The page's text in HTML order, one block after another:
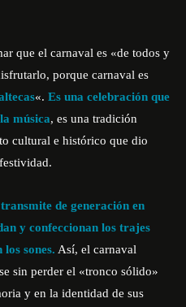
que el carnaval es «de todos y
porque carnaval es
«. Es una celebración que
música, es una tradición
cultural e histórico que dio
de generación en
y confeccionan los trajes
sones. Así, el carnaval
sin perder el «tronco sólido»
y en la identidad de sus